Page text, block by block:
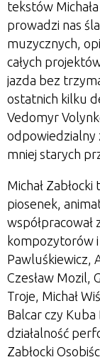
tekstów
prowadzi nas
muzycznych,
całych
jazda bez
ostatnich kilku
Vedomyr
odpowiedzialny
mniej starych
Michał
piosenek,
kompozytorów
Pawluśkiewicz,
Czesław Mozil,
Troje, Michał
Balcar czy Kuba
działalność
Zabłocki